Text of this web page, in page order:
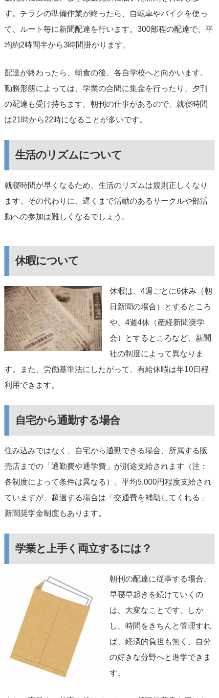
す。チラシの準備作業が終ったら、自転車やバイクを使っ
て、ルート毎に新聞配達を行います。300部程の配達で、平
均約2時間半から3時間掛かります。
配達が終わったら、朝食の後、各自学校へと向かいます。
勤務形態によっては、学業の合間に集金を行ったり、夕刊
の配達も受け持ちます。朝刊の仕事があるので、就寝時間
は21時から22時になることが多いです。
生活のリズムについて
就寝時間が早くなるため、生活のリズムは規則正しくなり
ます。その代わりに、遅くまで活動のあるサークルや部活
動への参加は難しくなるでしょう。
休暇について
休暇は、4週ごとに6休み（朝
日新聞の場合）とするところ
や、4週4休（産経新聞奨学
会）とするところなど、新聞
社の制度によって異なりま
す。また、労働基準法にしたがって、有給休暇は年10日程
利用できます。
自宅から通勤する場合
住み込みではなく、自宅から通勤できる場合、所属する販
売店までの「通勤費や通学費」が別途支給されます（注：
各制度によって条件は異なる）。平均5,000円程度支給され
ていますが、超過する場合は「交通費を補助してくれる」
新聞奨学金制度もあります。
学業と上手く両立するには？
朝刊の配達に従事する場合、
早寝早起きを続けていくの
は、大変なことです。しか
し、時間をきちんと管理すれ
ば、経済的負担も無く、自分
の好きな分野へと進学できま
す。